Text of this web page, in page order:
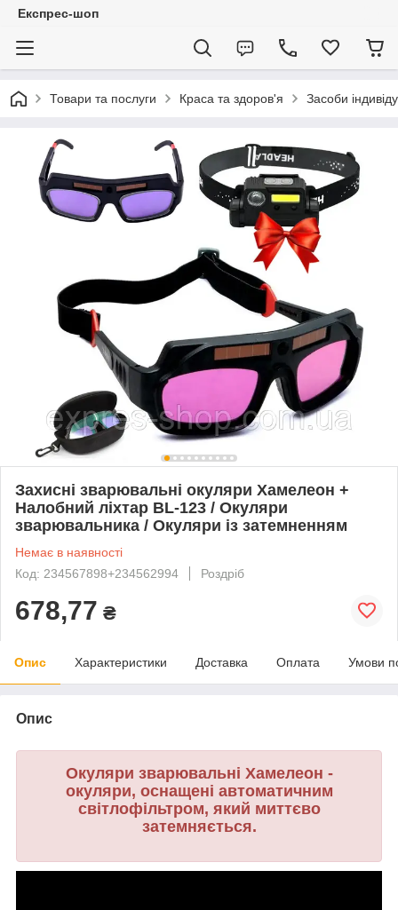
Експрес-шоп
Товари та послуги Краса та здоров'я Засоби
Захисні зварювальні окуляри Хамелеон +
Налобний ліхтар BL-123 / Окуляри
зварювальника / Окуляри із затемненням
Немає в наявності
Код: 234567898+234562994
Роздріб
678,77 ₴
Опис Характеристики Доставка Оплата Умови
Опис
Окуляри зварювальні Хамелеон -
окуляри, оснащені автоматичним
світлофільтром, який миттєво
затемняється.